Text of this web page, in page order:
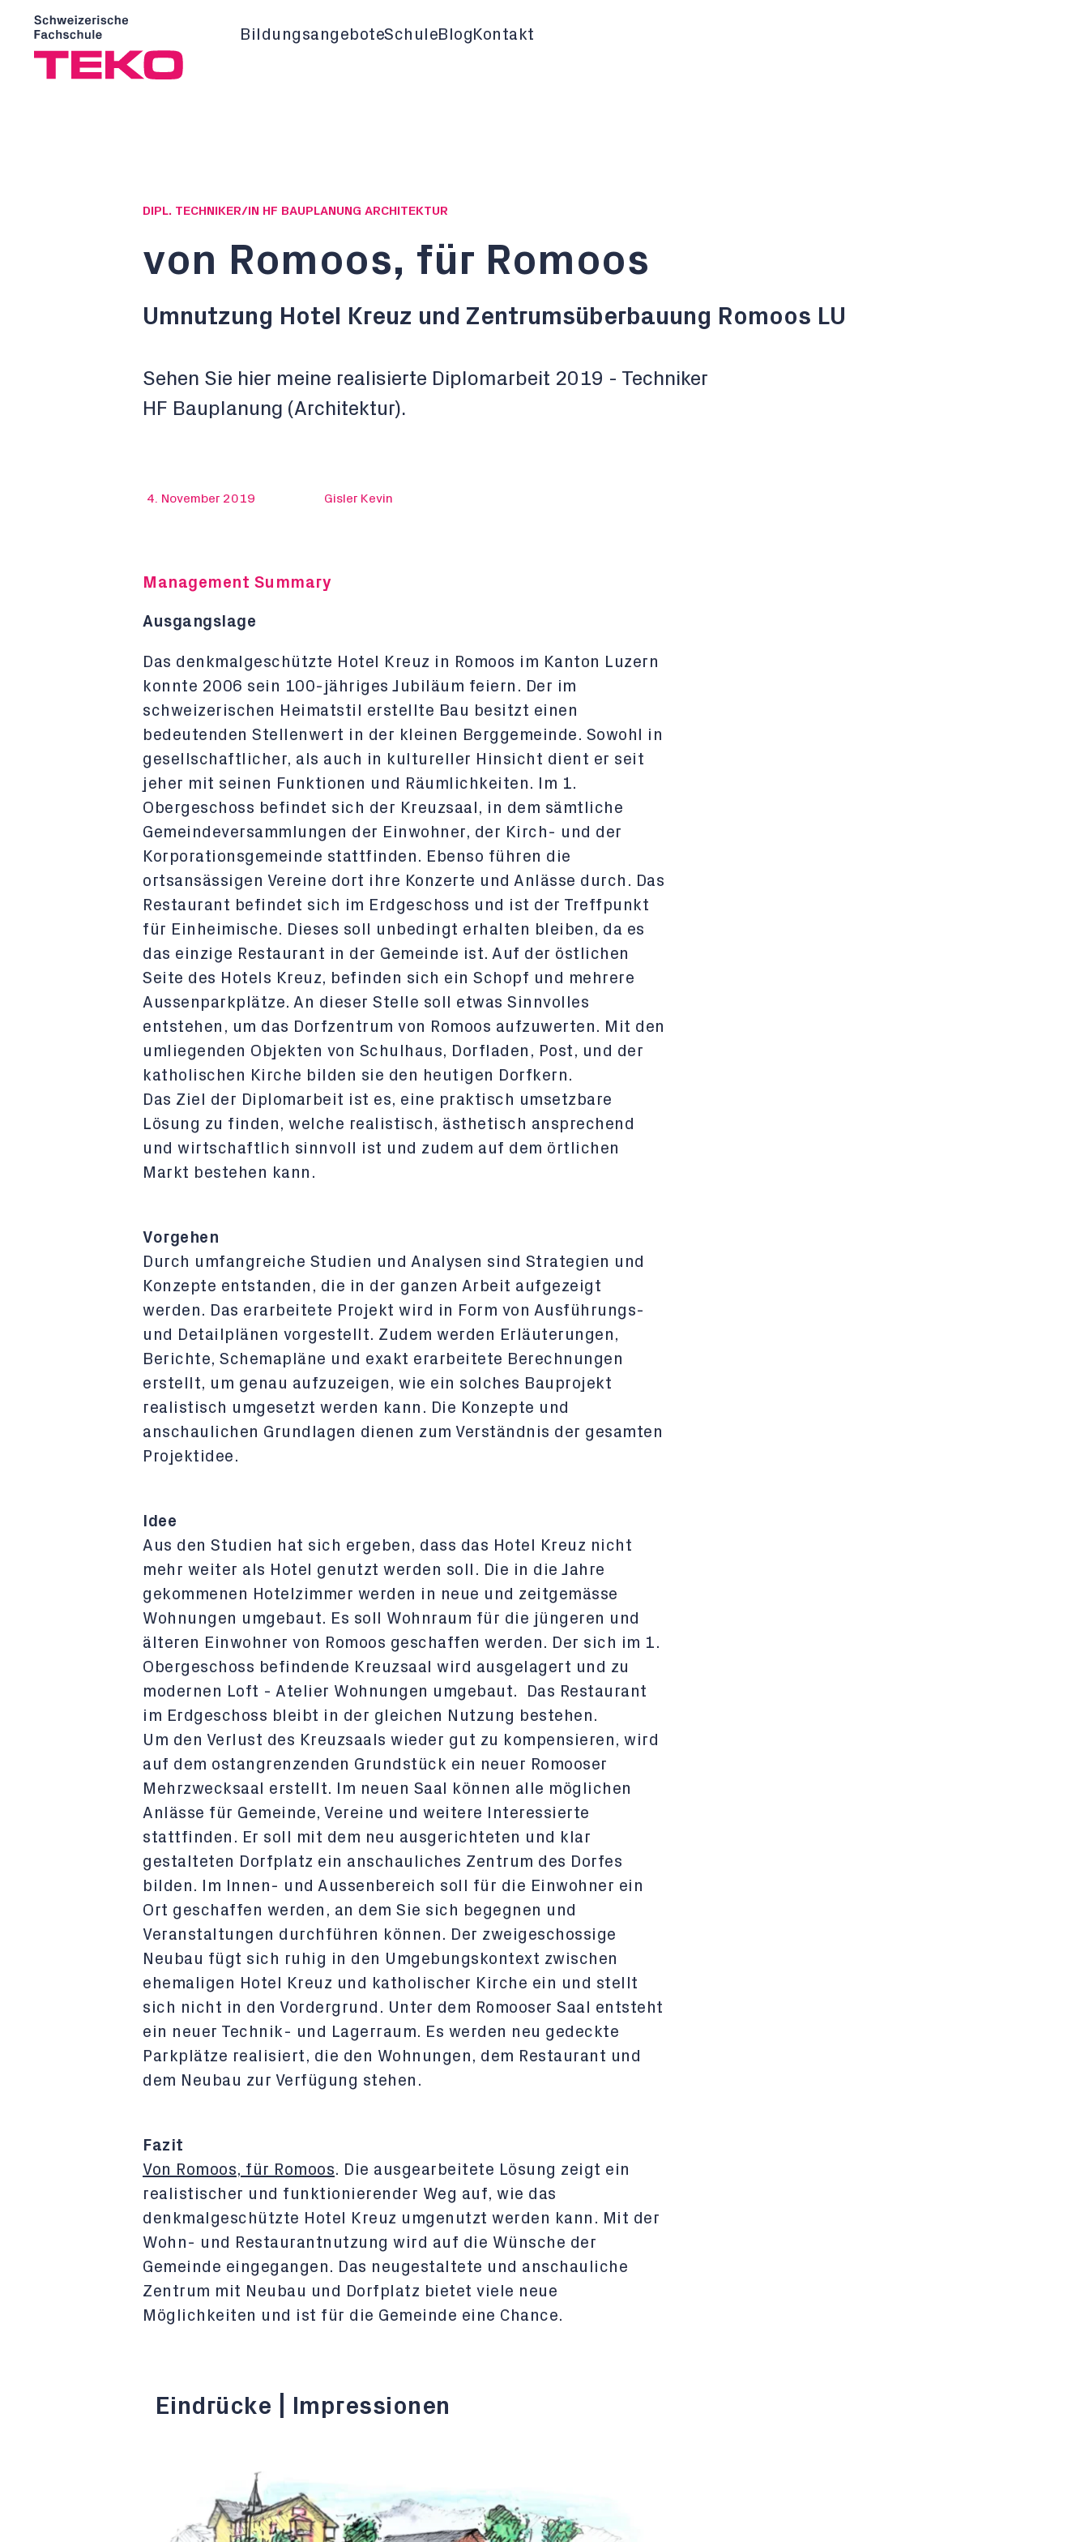
BildungsangeboteSchule Blog Kontakt
DIPL. TECHNIKER/IN HF BAUPLANUNG ARCHITEKTUR
von Romoos, für Romoos
Umnutzung Hotel Kreuz und Zentrumsüberbauung Romoos LU
Sehen Sie hier meine realisierte Diplomarbeit 2019 - Techniker
HF Bauplanung (Architektur).
4. November 2019 Gisler Kevin
Management Summary
Ausgangslage
Das denkmalgeschützte Hotel Kreuz in Romoos im Kanton Luzern
konnte 2006 sein 100-jähriges Jubiläum feiern. Der im
schweizerischen Heimatstil erstellte Bau besitzt einen
bedeutenden Stellenwert in der kleinen Berggemeinde. Sowohl in
gesellschaftlicher, als auch in kultureller Hinsicht dient er seit
jeher mit seinen Funktionen und Räumlichkeiten. Im 1.
Obergeschoss befindet sich der Kreuzsaal, in dem sämtliche
Gemeindeversammlungen der Einwohner, der Kirch- und der
Korporationsgemeinde stattfinden. Ebenso führen die
ortsansässigen Vereine dort ihre Konzerte und Anlässe durch. Das
Restaurant befindet sich im Erdgeschoss und ist der Treffpunkt
für Einheimische. Dieses soll unbedingt erhalten bleiben, da es
das einzige Restaurant in der Gemeinde ist. Auf der östlichen
Seite des Hotels Kreuz, befinden sich ein Schopf und mehrere
Aussenparkplätze. An dieser Stelle soll etwas Sinnvolles
entstehen, um das Dorfzentrum von Romoos aufzuwerten. Mit den
umliegenden Objekten von Schulhaus, Dorfladen, Post, und der
katholischen Kirche bilden sie den heutigen Dorfkern.
Das Ziel der Diplomarbeit ist es, eine praktisch umsetzbare
Lösung zu finden, welche realistisch, ästhetisch ansprechend
und wirtschaftlich sinnvoll ist und zudem auf dem örtlichen
Markt bestehen kann.
Vorgehen
Durch umfangreiche Studien und Analysen sind Strategien und
Konzepte entstanden, die in der ganzen Arbeit aufgezeigt
werden. Das erarbeitete Projekt wird in Form von Ausführungs-
und Detailplänen vorgestellt. Zudem werden Erläuterungen,
Berichte, Schemapläne und exakt erarbeitete Berechnungen
erstellt, um genau aufzuzeigen, wie ein solches Bauprojekt
realistisch umgesetzt werden kann. Die Konzepte und
anschaulichen Grundlagen dienen zum Verständnis der gesamten
Projektidee.
Idee
Aus den Studien hat sich ergeben, dass das Hotel Kreuz nicht
mehr weiter als Hotel genutzt werden soll. Die in die Jahre
gekommenen Hotelzimmer werden in neue und zeitgemässe
Wohnungen umgebaut. Es soll Wohnraum für die jüngeren und
älteren Einwohner von Romoos geschaffen werden. Der sich im 1.
Obergeschoss befindende Kreuzsaal wird ausgelagert und zu
modernen Loft - Atelier Wohnungen umgebaut. Das Restaurant
im Erdgeschoss bleibt in der gleichen Nutzung bestehen.
Um den Verlust des Kreuzsaals wieder gut zu kompensieren, wird
auf dem ostangrenzenden Grundstück ein neuer Romooser
Mehrzwecksaal erstellt. Im neuen Saal können alle möglichen
Anlässe für Gemeinde, Vereine und weitere Interessierte
stattfinden. Er soll mit dem neu ausgerichteten und klar
gestalteten Dorfplatz ein anschauliches Zentrum des Dorfes
bilden. Im Innen- und Aussenbereich soll für die Einwohner ein
Ort geschaffen werden, an dem Sie sich begegnen und
Veranstaltungen durchführen können. Der zweigeschossige
Neubau fügt sich ruhig in den Umgebungskontext zwischen
ehemaligen Hotel Kreuz und katholischer Kirche ein und stellt
sich nicht in den Vordergrund. Unter dem Romooser Saal entsteht
ein neuer Technik- und Lagerraum. Es werden neu gedeckte
Parkplätze realisiert, die den Wohnungen, dem Restaurant und
dem Neubau zur Verfügung stehen.
Fazit
Von Romoos, für Romoos. Die ausgearbeitete Lösung zeigt ein
realistischer und funktionierender Weg auf, wie das
denkmalgeschützte Hotel Kreuz umgenutzt werden kann. Mit der
Wohn- und Restaurantnutzung wird auf die Wünsche der
Gemeinde eingegangen. Das neugestaltete und anschauliche
Zentrum mit Neubau und Dorfplatz bietet viele neue
Möglichkeiten und ist für die Gemeinde eine Chance.
Eindrücke | Impressionen